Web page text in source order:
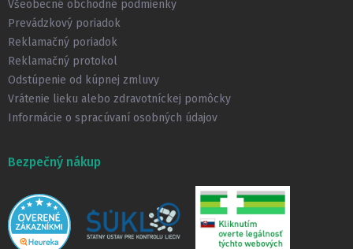
Všeobecné obchodné podmienky
Prevádzkový poriadok
Reklamačný poriadok
Reklamačný protokol
Odstúpenie od kúpnej zmluvy
Vrátenie lieku alebo zdravotníckej pomôcky
Informácie o spracúvaní osobných údajov
Bezpečný nákup